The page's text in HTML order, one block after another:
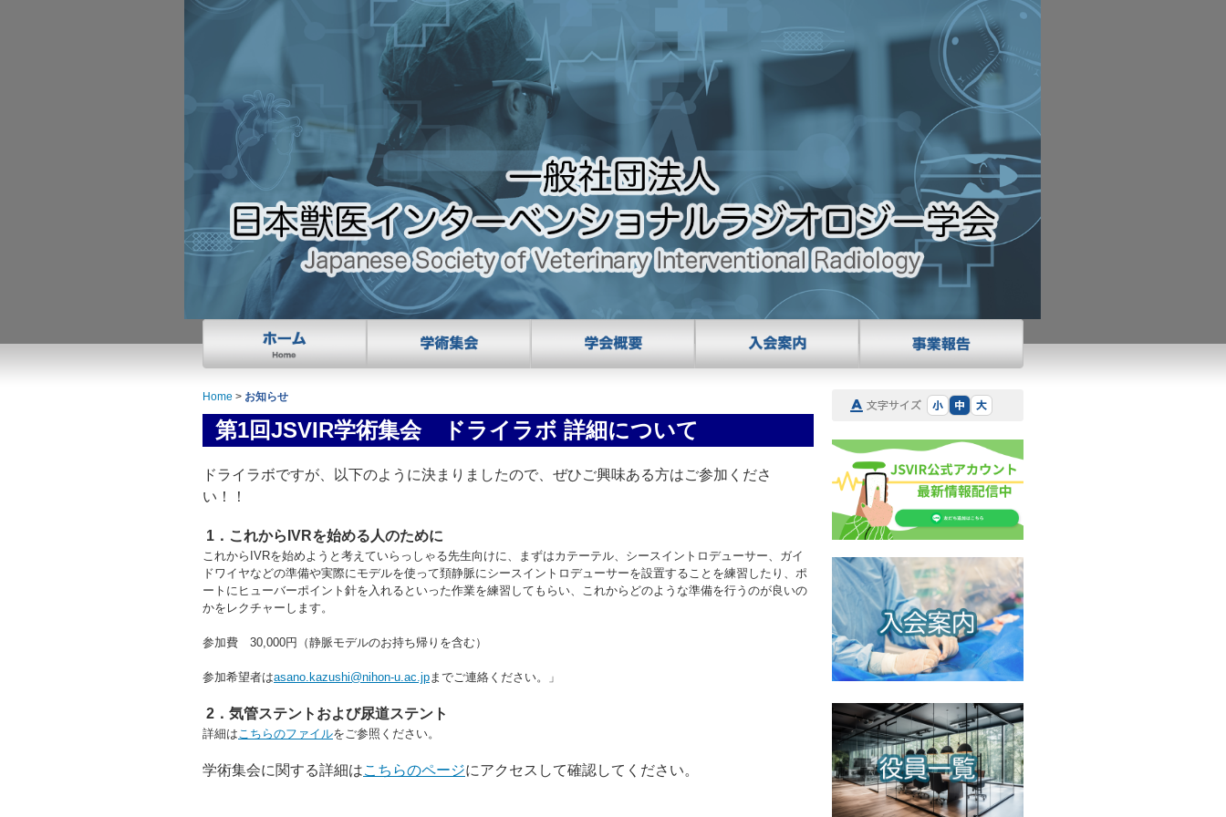
Home > お知らせ
第1回JSVIR学術集会 ドライラボ 詳細について
ドライラボですが、以下のように決まりましたので、ぜひご興味ある方はご参加くださ
い！！
1．これからIVRを始める人のために
これからIVRを始めようと考えていらっしゃる先生向けに、まずはカテーテル、シースイントロデューサー、ガイ
ドワイヤなどの準備や実際にモデルを使って頚静脈にシースイントロデューサーを設置することを練習したり、ポ
ートにヒューバーポイント針を入れるといった作業を練習してもらい、これからどのような準備を行うのが良いの
かをレクチャーします。
参加費 30,000円（静脈モデルのお持ち帰りを含む）
参加希望者はasano.kazushi@nihon-u.ac.jpまでご連絡ください。」
2．気管ステントおよび尿道ステント
詳細はこちらのファイルをご参照ください。
学術集会に関する詳細はこちらのページにアクセスして確認してください。